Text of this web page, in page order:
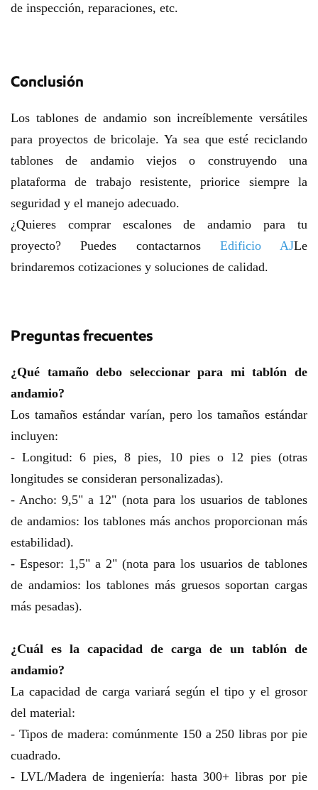
de inspección, reparaciones, etc.
Conclusión
Los tablones de andamio son increíblemente versátiles
para proyectos de bricolaje. Ya sea que esté reciclando
tablones de andamio viejos o construyendo una
plataforma de trabajo resistente, priorice siempre la
seguridad y el manejo adecuado.
¿Quieres comprar escalones de andamio para tu
proyecto? Puedes contactarnos Edificio AJLe
brindaremos cotizaciones y soluciones de calidad.
Preguntas frecuentes
¿Qué tamaño debo seleccionar para mi tablón de
andamio?
Los tamaños estándar varían, pero los tamaños estándar
incluyen:
- Longitud: 6 pies, 8 pies, 10 pies o 12 pies (otras
longitudes se consideran personalizadas).
- Ancho: 9,5" a 12" (nota para los usuarios de tablones
de andamios: los tablones más anchos proporcionan más
estabilidad).
- Espesor: 1,5" a 2" (nota para los usuarios de tablones
de andamios: los tablones más gruesos soportan cargas
más pesadas).
¿Cuál es la capacidad de carga de un tablón de
andamio?
La capacidad de carga variará según el tipo y el grosor
del material:
- Tipos de madera: comúnmente 150 a 250 libras por pie
cuadrado.
- LVL/Madera de ingeniería: hasta 300+ libras por pie